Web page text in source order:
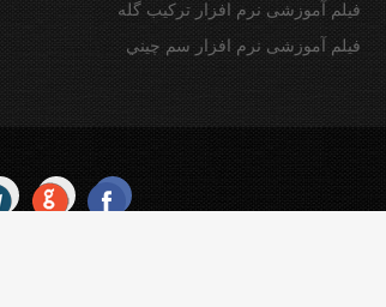
فیلم آموزشی نرم افزار تركيب گله
فیلم آموزشی نرم افزار سم چيني